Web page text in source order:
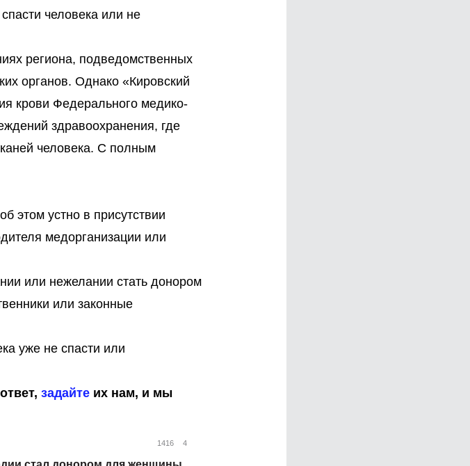
человека или не
региона, подведомственных
органов. Однако «Кировский
крови Федерального медико-
здравоохранения, где
человека. С полным
этом устно в присутствии
медорганизации или
или нежелании стать донором
или законные
уже не спасти или
задайте их нам, и мы
1416 4